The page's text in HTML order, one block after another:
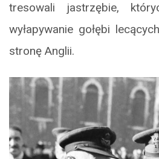
tresowali jastrzębie,
wyłapywanie gołębi
stronę Anglii.